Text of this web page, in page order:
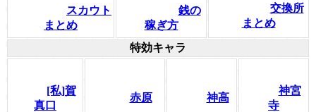
スカウト
まとめ
銭の
稼ぎ方
交換所
まとめ
特効キャラ
[私]賀
真口
赤原 神高
神宮
寺